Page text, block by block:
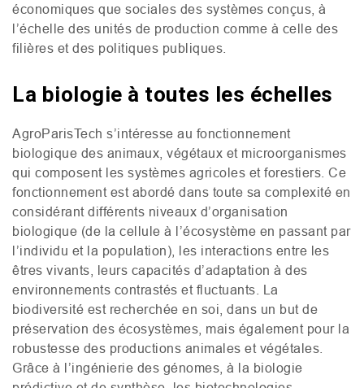
économiques que sociales des systèmes conçus, à
l’échelle des unités de production comme à celle des
filières et des politiques publiques.
La biologie à toutes les échelles
AgroParisTech s’intéresse au fonctionnement
biologique des animaux, végétaux et microorganismes
qui composent les systèmes agricoles et forestiers. Ce
fonctionnement est abordé dans toute sa complexité en
considérant différents niveaux d’organisation
biologique (de la cellule à l’écosystème en passant par
l’individu et la population), les interactions entre les
êtres vivants, leurs capacités d’adaptation à des
environnements contrastés et fluctuants. La
biodiversité est recherchée en soi, dans un but de
préservation des écosystèmes, mais également pour la
robustesse des productions animales et végétales.
Grâce à l’ingénierie des génomes, à la biologie